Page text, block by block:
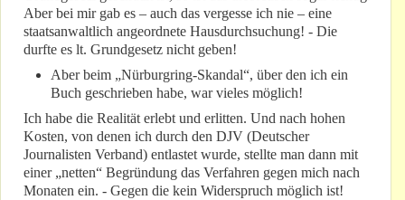
Aber bei mir gab es – auch das vergesse ich nie – eine
staatsanwaltlich angeordnete Hausdurchsuchung! - Die
durfte es lt. Grundgesetz nicht geben!
Aber beim „Nürburgring-Skandal“, über den ich ein
Buch geschrieben habe, war vieles möglich!
Ich habe die Realität erlebt und erlitten. Und nach hohen
Kosten, von denen ich durch den DJV (Deutscher
Journalisten Verband) entlastet wurde, stellte man dann mit
einer „netten“ Begründung das Verfahren gegen mich nach
Monaten ein. - Gegen die kein Widerspruch möglich ist!